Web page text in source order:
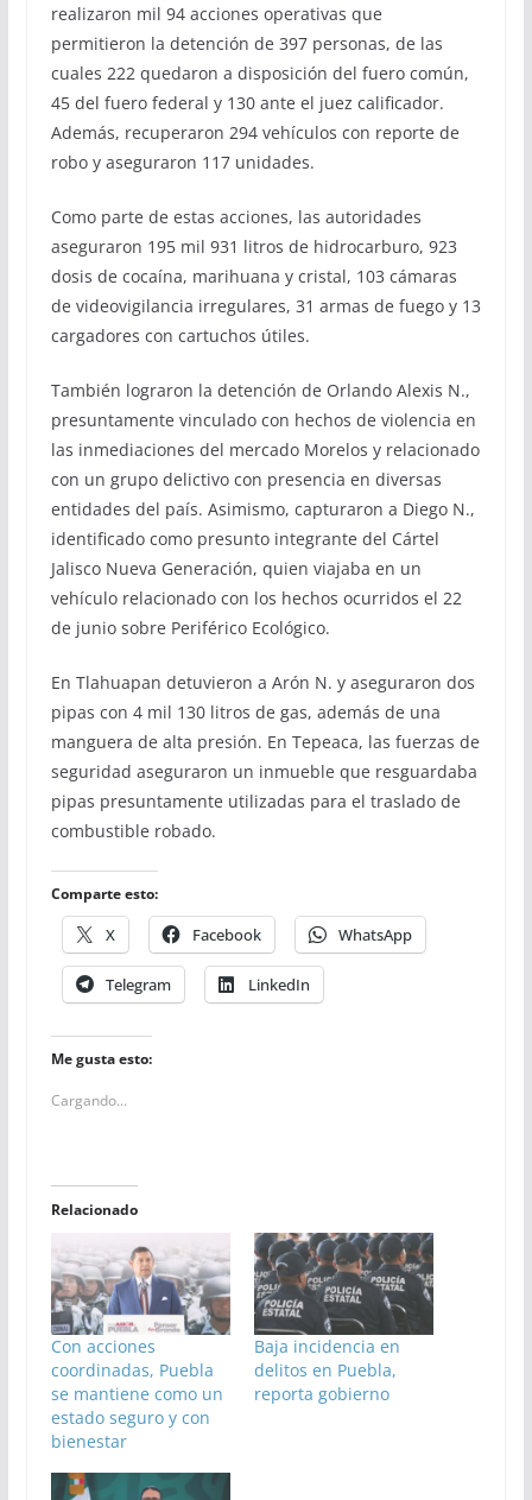
realizaron mil 94 acciones operativas que
permitieron la detención de 397 personas, de las
cuales 222 quedaron a disposición del fuero común,
45 del fuero federal y 130 ante el juez calificador.
Además, recuperaron 294 vehículos con reporte de
robo y aseguraron 117 unidades.
Como parte de estas acciones, las autoridades
aseguraron 195 mil 931 litros de hidrocarburo, 923
dosis de cocaína, marihuana y cristal, 103 cámaras
de videovigilancia irregulares, 31 armas de fuego y 13
cargadores con cartuchos útiles.
También lograron la detención de Orlando Alexis N.,
presuntamente vinculado con hechos de violencia en
las inmediaciones del mercado Morelos y relacionado
con un grupo delictivo con presencia en diversas
entidades del país. Asimismo, capturaron a Diego N.,
identificado como presunto integrante del Cártel
Jalisco Nueva Generación, quien viajaba en un
vehículo relacionado con los hechos ocurridos el 22
de junio sobre Periférico Ecológico.
En Tlahuapan detuvieron a Arón N. y aseguraron dos
pipas con 4 mil 130 litros de gas, además de una
manguera de alta presión. En Tepeaca, las fuerzas de
seguridad aseguraron un inmueble que resguardaba
pipas presuntamente utilizadas para el traslado de
combustible robado.
Comparte esto:
X Facebook WhatsApp
Telegram LinkedIn
Me gusta esto:
Cargando...
Relacionado
Con acciones
coordinadas, Puebla
se mantiene como un
estado seguro y con
bienestar
Baja incidencia en
delitos en Puebla,
reporta gobierno